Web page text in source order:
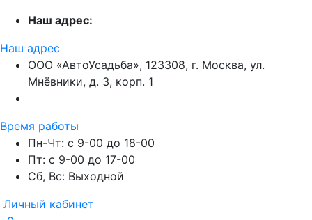
Наш адрес:
Наш адрес
ООО «АвтоУсадьба», 123308, г. Москва, ул.
Мнёвники, д. 3, корп. 1
Время работы
Пн-Чт: с 9-00 до 18-00
Пт: с 9-00 до 17-00
Сб, Вс: Выходной
Личный кабинет